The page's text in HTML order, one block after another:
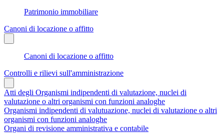
Patrimonio immobiliare
Canoni di locazione o affitto
Canoni di locazione o affitto
Controlli e rilievi sull'amministrazione
Atti degli Organismi indipendenti di valutazione, nuclei di
valutazione o altri organismi con funzioni analoghe
Organismi indipendenti di valutuazione, nuclei di valutazione o altri
organismi con funzioni analoghe
Organi di revisione amministrativa e contabile